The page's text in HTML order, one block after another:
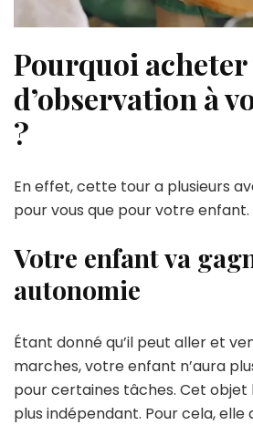
Pourquoi
d’observation à
?
En effet, cette tour a plusieurs
pour vous que pour votre enfant.
Votre enfant va
autonomie
Étant donné qu’il peut aller et
marches, votre enfant n’aura
pour certaines tâches. Cet objet
plus indépendant. Pour cela, elle